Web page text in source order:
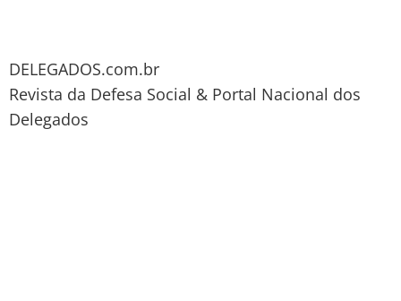
DELEGADOS.com.br
Revista da Defesa Social & Portal Nacional dos
Delegados